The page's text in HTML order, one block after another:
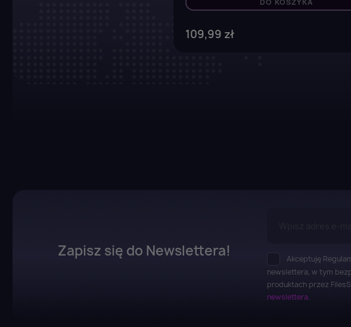
DO KOSZYKA
109,99 zł
Zapisz się do Newslettera!
Akceptuję
newslettera, w tym
produktach przez
newslettera.